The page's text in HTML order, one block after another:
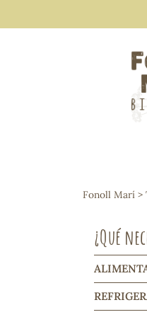
Fonoll Marí >
¿Qué